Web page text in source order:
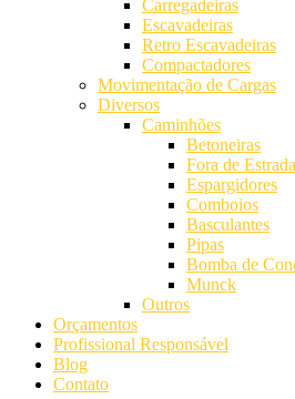
Carregadeiras
Escavadeiras
Retro Escavadeiras
Compactadores
Movimentação de Cargas
Diversos
Caminhões
Betoneiras
Fora de Estrada
Espargidores
Comboios
Basculantes
Pipas
Bomba de
Munck
Outros
Orçamentos
Profissional Responsável
Blog
Contato